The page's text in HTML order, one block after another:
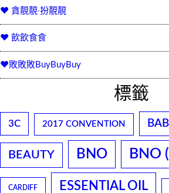
♥ 貪靚靚‧扮靚靚
♥ 飲飲食食
♥敗敗敗BuyBuyBuy
標籤
3C 2017 CONVENTION
BEAUTY BNO BNO
CARDIFF ESSENTIAL OIL